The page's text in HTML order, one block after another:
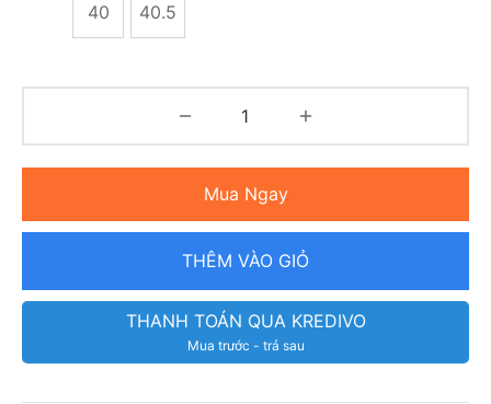
40 40.5
Mua Ngay
THÊM VÀO GIỎ
THANH TOÁN QUA KREDIVO
Mua trước - trả sau